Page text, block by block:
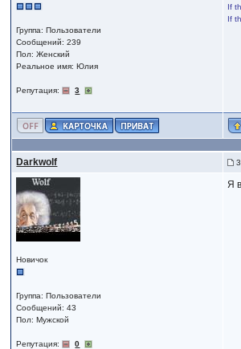
Группа: Пользователи
Сообщений: 239
Пол: Женский
Реальное имя: Юлия
Репутация: 3
If
If
Darkwolf
Новичок
Группа: Пользователи
Сообщений: 43
Пол: Мужской
Репутация: 0
Я